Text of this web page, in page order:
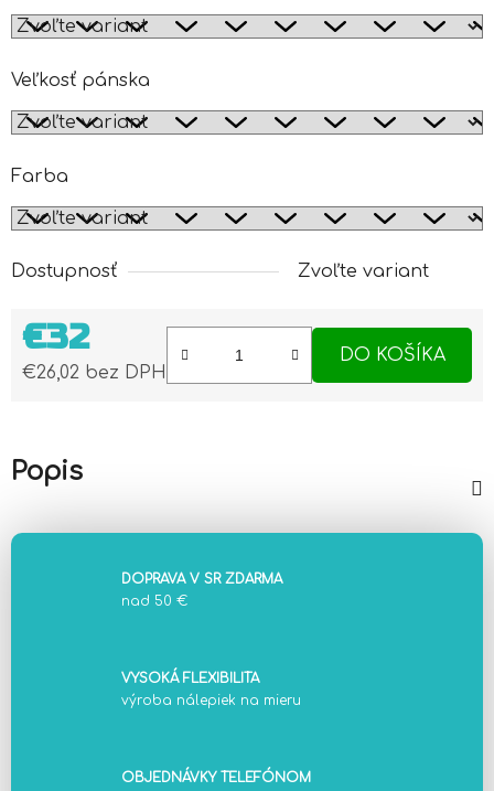
Veľkosť pánska
Farba
Dostupnosť Zvoľte variant
€32
€26,02 bez DPH
DO KOŠÍKA
Popis
DOPRAVA V SR ZDARMA
nad 50 €
VYSOKÁ FLEXIBILITA
výroba nálepiek na mieru
OBJEDNÁVKY TELEFÓNOM